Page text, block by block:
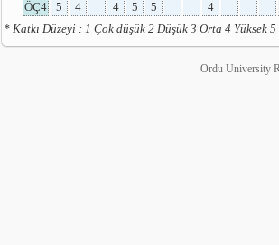
ÖÇ4 5 4 4 5 5
4
* Katkı Düzeyi : 1 Çok düşük 2 Düşük 3 Orta 4 Yüksek 5
Ordu University